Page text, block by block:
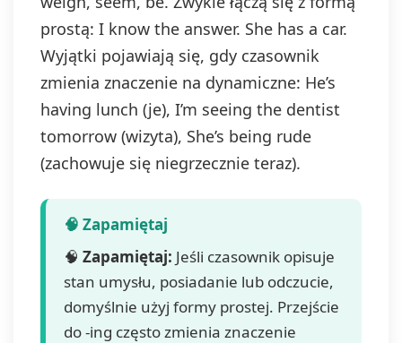
prostą: I know the answer. She has a car.
Wyjątki pojawiają się, gdy czasownik
zmienia znaczenie na dynamiczne: He’s
having lunch (je), I’m seeing the dentist
tomorrow (wizyta), She’s being rude
(zachowuje się niegrzecznie teraz).
🧠 Zapamiętaj: Jeśli czasownik opisuje
stan umysłu, posiadanie lub odczucie,
domyślnie użyj formy prostej. Przejście
do -ing często zmienia znaczenie